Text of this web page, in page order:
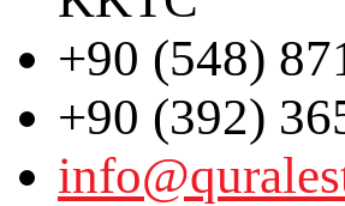
+90 (548)
+90 (392)